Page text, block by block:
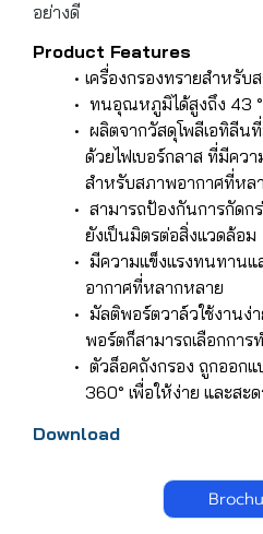
อย่างดี
Product Features
เครื่องกรองทรายสำหรับ
ทนอุณหภูมิได้สูงถึง 43
ผลิตจากวัสดุโพลีเอทิลี
ด้วยไฟเบอร์กลาส ที่มีคว
สำหรับสภาพอากาศที่หล
สามารถป้องกันการกัดก
ยังเป็นมิตรต่อสิ่งแวดล้อม
มีความแข็งแรงทนทานแ
อากาศที่หลากหลาย
มัลติพอร์ตวาล์วใช้งานง่
พอร์ตก็สามารถเลือกการ
ตัวล็อคถังกรอง ถูกออก
360° เพื่อให้ง่าย และสะ
Download